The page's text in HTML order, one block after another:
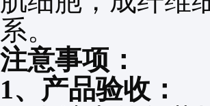
系。
注意事项：
1、产品验收：